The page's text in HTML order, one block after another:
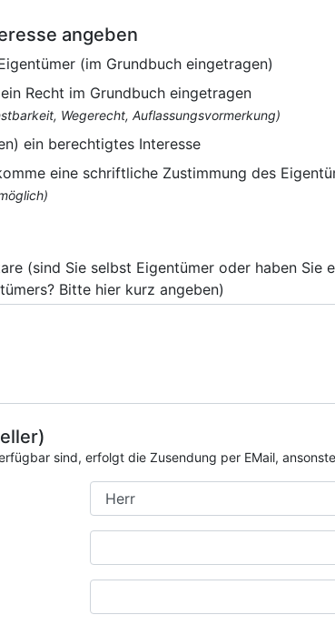
angeben
(im Grundbuch eingetragen)
Recht im Grundbuch eingetragen
Wegerecht, Auflassungsvormerkung)
ein berechtigtes Interesse
eine schriftliche Zustimmung des
(sind Sie selbst Eigentümer oder haben Sie
Bitte hier kurz angeben)
sind, erfolgt die Zusendung per EMail,